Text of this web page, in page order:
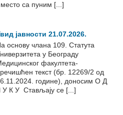
са пуним [...]
јавности 21.07.2026.
основу члана 109. Статута
у Београду
факултета-
текст (бр. 12269/2 од
године), доносим О Д
У К У Стављају се [...]